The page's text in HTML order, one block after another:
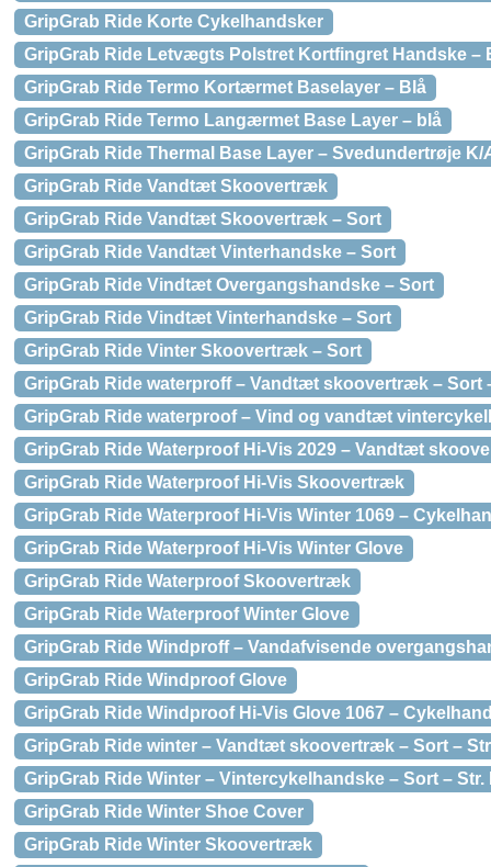
GripGrab Ride Korte Cykelhandsker
GripGrab Ride Letvægts Polstret Kortfingret Handske –
GripGrab Ride Termo Kortærmet Baselayer – Blå
GripGrab Ride Termo Langærmet Base Layer – blå
GripGrab Ride Thermal Base Layer – Svedundertrøje
GripGrab Ride Vandtæt Skoovertræk
GripGrab Ride Vandtæt Skoovertræk – Sort
GripGrab Ride Vandtæt Vinterhandske – Sort
GripGrab Ride Vindtæt Overgangshandske – Sort
GripGrab Ride Vindtæt Vinterhandske – Sort
GripGrab Ride Vinter Skoovertræk – Sort
GripGrab Ride waterproff – Vandtæt skoovertræk – Sort
GripGrab Ride waterproof – Vind og vandtæt
GripGrab Ride Waterproof Hi-Vis 2029 – Vandtæt
GripGrab Ride Waterproof Hi-Vis Skoovertræk
GripGrab Ride Waterproof Hi-Vis Winter 1069 –
GripGrab Ride Waterproof Hi-Vis Winter Glove
GripGrab Ride Waterproof Skoovertræk
GripGrab Ride Waterproof Winter Glove
GripGrab Ride Windproff – Vandafvisende
GripGrab Ride Windproof Glove
GripGrab Ride Windproof Hi-Vis Glove 1067 –
GripGrab Ride winter – Vandtæt skoovertræk – Sort –
GripGrab Ride Winter – Vintercykelhandske – Sort – Str.
GripGrab Ride Winter Shoe Cover
GripGrab Ride Winter Skoovertræk